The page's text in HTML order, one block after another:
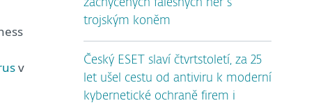
v
zachycených falešných her s
trojským koněm
Český ESET slaví čtvrtstoletí, za 25
let ušel cestu od antiviru k moderní
kybernetické ochraně firem i